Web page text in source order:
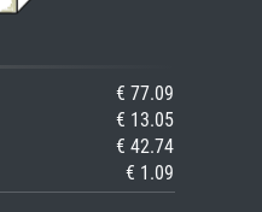
€ 77.09
€ 13.05
€ 42.74
€ 1.09